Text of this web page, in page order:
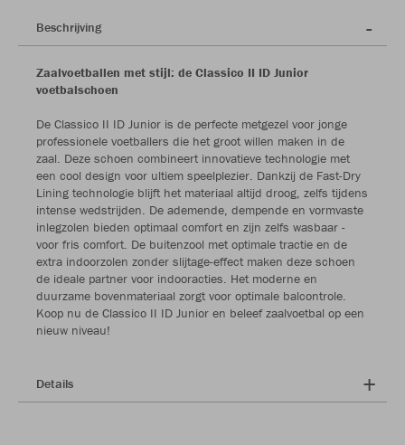
Beschrijving
Zaalvoetballen met stijl: de Classico II ID Junior
voetbalschoen
De Classico II ID Junior is de perfecte metgezel voor jonge
professionele voetballers die het groot willen maken in de
zaal. Deze schoen combineert innovatieve technologie met
een cool design voor ultiem speelplezier. Dankzij de Fast-Dry
Lining technologie blijft het materiaal altijd droog, zelfs tijdens
intense wedstrijden. De ademende, dempende en vormvaste
inlegzolen bieden optimaal comfort en zijn zelfs wasbaar -
voor fris comfort. De buitenzool met optimale tractie en de
extra indoorzolen zonder slijtage-effect maken deze schoen
de ideale partner voor indooracties. Het moderne en
duurzame bovenmateriaal zorgt voor optimale balcontrole.
Koop nu de Classico II ID Junior en beleef zaalvoetbal op een
nieuw niveau!
Details